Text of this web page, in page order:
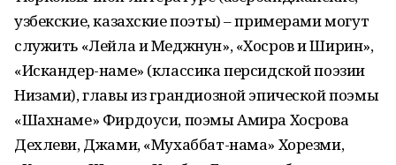
узбекские, казахские поэты) – примерами могут
служить «Лейла и Меджнун», «Хосров и Ширин»,
«Искандер-наме» (классика персидской поэзии
Низами), главы из грандиозной эпической поэмы
«Шахнаме» Фирдоуси, поэмы Амира Хосрова
Дехлеви, Джами, «Мухаббат-нама» Хорезми,